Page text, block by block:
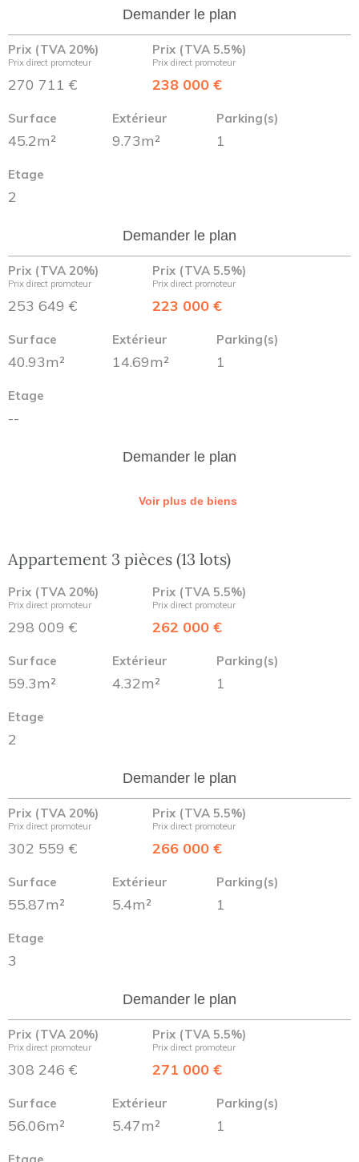
Demander le plan
Prix (TVA 20%)
Prix direct promoteur
270 711 €
Prix (TVA 5.5%)
Prix direct promoteur
238 000 €
Surface
45.2m²
Extérieur
9.73m²
Parking(s)
1
Etage
2
Demander le plan
Prix (TVA 20%)
Prix direct promoteur
253 649 €
Prix (TVA 5.5%)
Prix direct promoteur
223 000 €
Surface
40.93m²
Extérieur
14.69m²
Parking(s)
1
Etage
--
Demander le plan
Voir plus de biens
Appartement 3 pièces (13 lots)
Prix (TVA 20%)
Prix direct promoteur
298 009 €
Prix (TVA 5.5%)
Prix direct promoteur
262 000 €
Surface
59.3m²
Extérieur
4.32m²
Parking(s)
1
Etage
2
Demander le plan
Prix (TVA 20%)
Prix direct promoteur
302 559 €
Prix (TVA 5.5%)
Prix direct promoteur
266 000 €
Surface
55.87m²
Extérieur
5.4m²
Parking(s)
1
Etage
3
Demander le plan
Prix (TVA 20%)
Prix direct promoteur
308 246 €
Prix (TVA 5.5%)
Prix direct promoteur
271 000 €
Surface
56.06m²
Extérieur
5.47m²
Parking(s)
1